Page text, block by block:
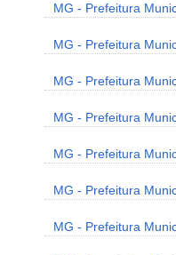
MG - Prefeitura
MG - Prefeitura
MG - Prefeitura
MG - Prefeitura
MG - Prefeitura
MG - Prefeitura
MG - Prefeitura